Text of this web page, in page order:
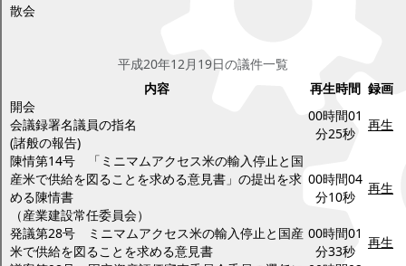
散会
平成20年12月19日の議件一覧
内容
再生時間 録画
開会
会議録署名議員の指名
(諸般の報告)
00時間01
分25秒
再生
陳情第14号 「ミニマムアクセス米の輸入停止と国
産米で供給を図ることを求める意見書」の提出を求
める陳情書
（産業建設常任委員会）
00時間04
分10秒
再生
発議第28号 ミニマムアクセス米の輸入停止と国産
米で供給を図ることを求める意見書
00時間01
分33秒
再生